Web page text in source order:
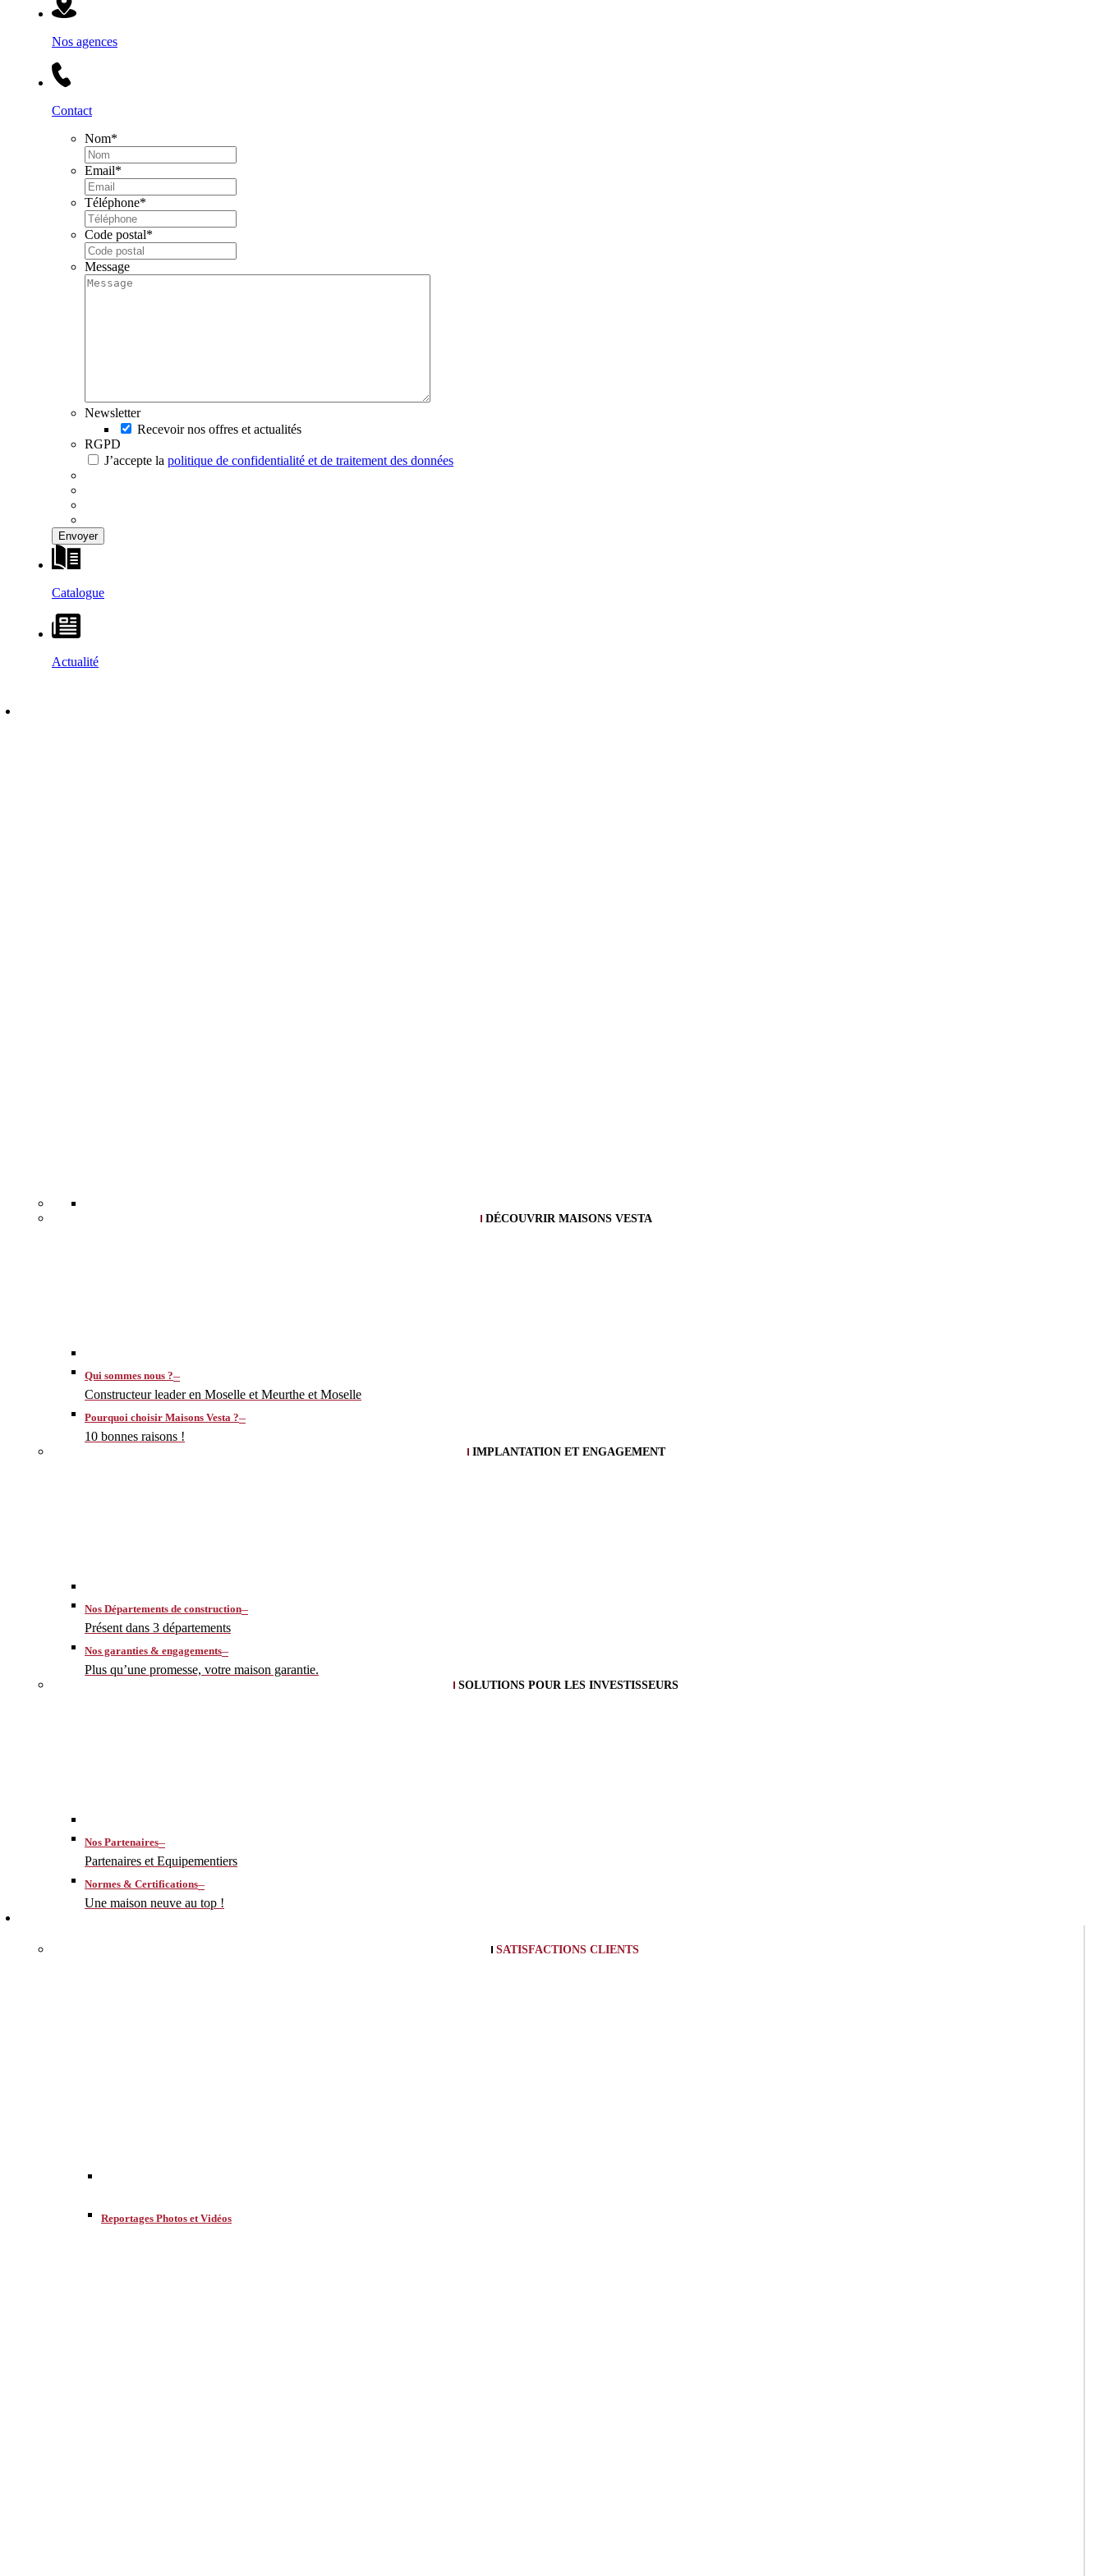
Nos agences
Contact
Nom*
Email*
Téléphone*
Code postal*
Message
Newsletter
Recevoir nos offres et actualités
RGPD
J’accepte la politique de confidentialité et de traitement des données
Catalogue
Actualité
DÉCOUVRIR MAISONS VESTA
Qui sommes nous ?–
Constructeur leader en Moselle et Meurthe et Moselle
Pourquoi choisir Maisons Vesta ?–
10 bonnes raisons !
IMPLANTATION ET ENGAGEMENT
Nos Départements de construction–
Présent dans 3 départements
Nos garanties & engagements–
Plus qu’une promesse, votre maison garantie.
SOLUTIONS POUR LES INVESTISSEURS
Nos Partenaires–
Partenaires et Equipementiers
Normes & Certifications–
Une maison neuve au top !
SATISFACTIONS CLIENTS
Reportages Photos et Vidéos